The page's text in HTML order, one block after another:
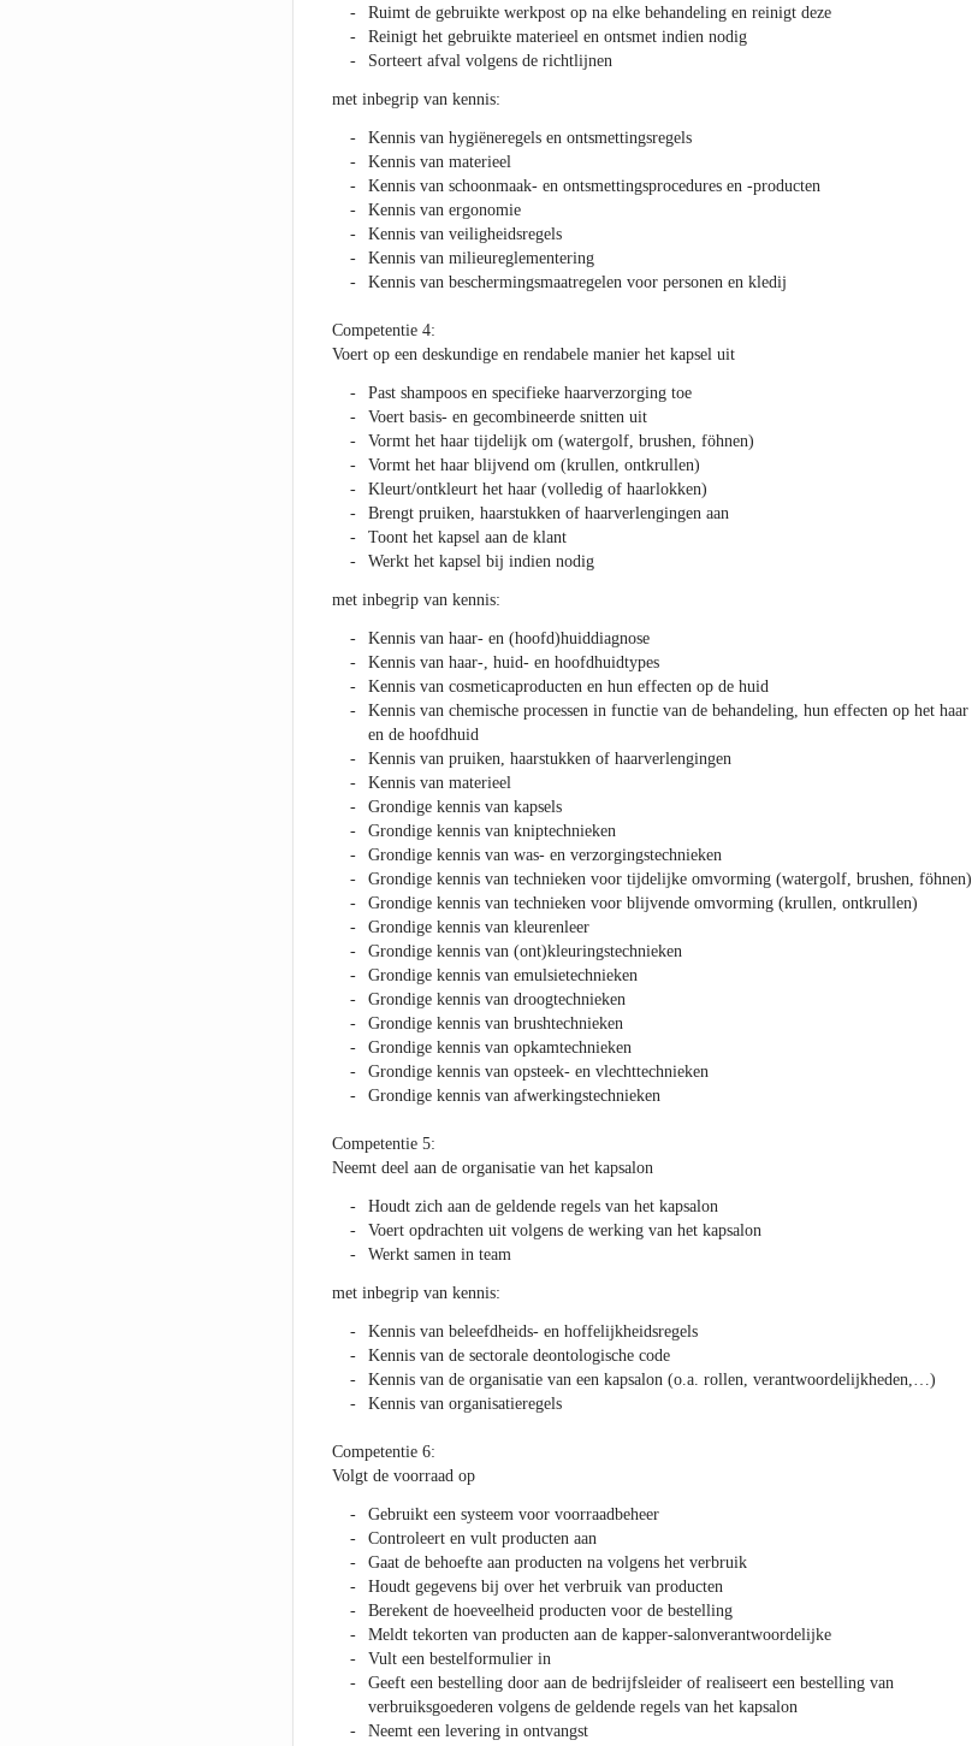
Ruimt de gebruikte werkpost op na elke behandeling en reinigt deze
Reinigt het gebruikte materieel en ontsmet indien nodig
Sorteert afval volgens de richtlijnen
met inbegrip van kennis:
Kennis van hygiëneregels en ontsmettingsregels
Kennis van materieel
Kennis van schoonmaak- en ontsmettingsprocedures en -producten
Kennis van ergonomie
Kennis van veiligheidsregels
Kennis van milieureglementering
Kennis van beschermingsmaatregelen voor personen en kledij
Competentie 4:
Voert op een deskundige en rendabele manier het kapsel uit
Past shampoos en specifieke haarverzorging toe
Voert basis- en gecombineerde snitten uit
Vormt het haar tijdelijk om (watergolf, brushen, föhnen)
Vormt het haar blijvend om (krullen, ontkrullen)
Kleurt/ontkleurt het haar (volledig of haarlokken)
Brengt pruiken, haarstukken of haarverlengingen aan
Toont het kapsel aan de klant
Werkt het kapsel bij indien nodig
met inbegrip van kennis:
Kennis van haar- en (hoofd)huiddiagnose
Kennis van haar-, huid- en hoofdhuidtypes
Kennis van cosmeticaproducten en hun effecten op de huid
Kennis van chemische processen in functie van de behandeling, hun effecten op het haar
en de hoofdhuid
Kennis van pruiken, haarstukken of haarverlengingen
Kennis van materieel
Grondige kennis van kapsels
Grondige kennis van kniptechnieken
Grondige kennis van was- en verzorgingstechnieken
Grondige kennis van technieken voor tijdelijke omvorming (watergolf, brushen, föhnen)
Grondige kennis van technieken voor blijvende omvorming (krullen, ontkrullen)
Grondige kennis van kleurenleer
Grondige kennis van (ont)kleuringstechnieken
Grondige kennis van emulsietechnieken
Grondige kennis van droogtechnieken
Grondige kennis van brushtechnieken
Grondige kennis van opkamtechnieken
Grondige kennis van opsteek- en vlechttechnieken
Grondige kennis van afwerkingstechnieken
Competentie 5:
Neemt deel aan de organisatie van het kapsalon
Houdt zich aan de geldende regels van het kapsalon
Voert opdrachten uit volgens de werking van het kapsalon
Werkt samen in team
met inbegrip van kennis:
Kennis van beleefdheids- en hoffelijkheidsregels
Kennis van de sectorale deontologische code
Kennis van de organisatie van een kapsalon (o.a. rollen, verantwoordelijkheden,…)
Kennis van organisatieregels
Competentie 6:
Volgt de voorraad op
Gebruikt een systeem voor voorraadbeheer
Controleert en vult producten aan
Gaat de behoefte aan producten na volgens het verbruik
Houdt gegevens bij over het verbruik van producten
Berekent de hoeveelheid producten voor de bestelling
Meldt tekorten van producten aan de kapper-salonverantwoordelijke
Vult een bestelformulier in
Geeft een bestelling door aan de bedrijfsleider of realiseert een bestelling van
verbruiksgoederen volgens de geldende regels van het kapsalon
Neemt een levering in ontvangst